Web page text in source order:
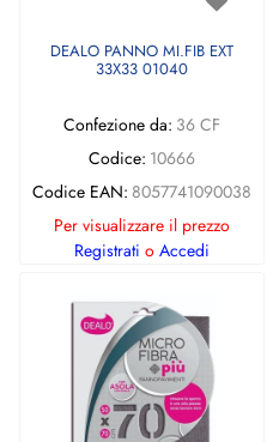
DEALO PANNO MI.FIB EXT
33X33 01040
Confezione da: 36 CF
Codice: 10666
Codice EAN: 8057741090038
Per visualizzare il prezzo
Registrati o Accedi